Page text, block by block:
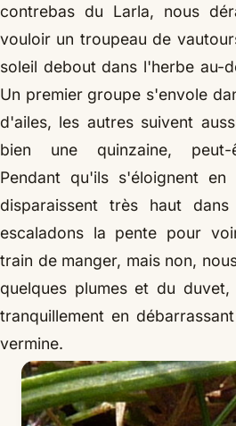
contrebas du Larla, nous
vouloir un troupeau de
soleil debout dans l'herbe au-
Un premier groupe s'envole
d'ailes, les autres suivent
bien une quinzaine, peut-
Pendant qu'ils s'éloignent
disparaissent très haut
escaladons la pente pour
train de manger, mais non,
quelques plumes et du
tranquillement en
vermine.